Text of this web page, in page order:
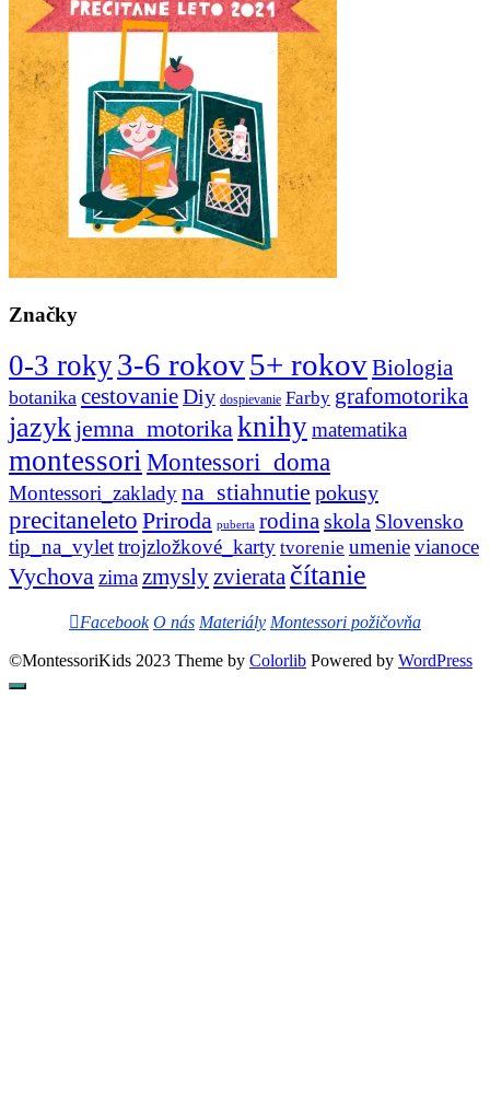
Značky
0-3 roky3-6 rokov5+ rokovBiologia
botanika cestovanieDiy dospievanie Farby grafomotorika
jazykjemna_motorikaknihymatematika
montessoriMontessori_doma
Montessori_zakladyna_stiahnutie pokusy
precitaneleto Priroda puberta rodinaskola Slovensko
tip_na_vylettrojzložkové_karty tvorenie umenievianoce
Vychovazimazmysly zvierata čítanie
Facebook O nás Materiály Montessori požičovňa
©MontessoriKids 2023 Theme by Colorlib Powered by WordPress